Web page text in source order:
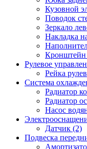
Кузовной
Поводок
Зеркало
Накладка
Кронштейн
Рулевое
Рейка
Система
Радиатор
Радиатор
Насос
Датчик (2)
Подвеска